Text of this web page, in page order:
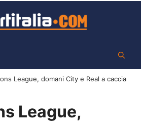
League, domani City e Real a caccia
League,